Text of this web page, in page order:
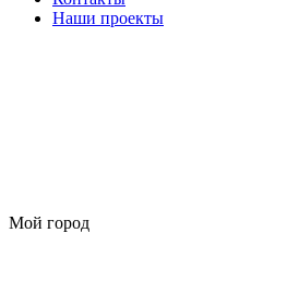
Наши проекты
Мой город